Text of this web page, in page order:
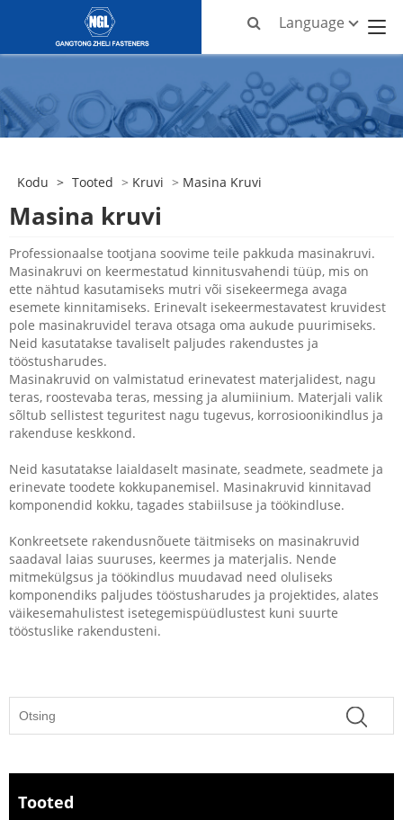
Language
Kodu > Tooted > Kruvi > Masina Kruvi
Masina kruvi
Professionaalse tootjana soovime teile pakkuda masinakruvi.
Masinakruvi on keermestatud kinnitusvahendi tüüp, mis on
ette nähtud kasutamiseks mutri või sisekeermega avaga
esemete kinnitamiseks. Erinevalt isekeermestavatest kruvidest
pole masinakruvidel terava otsaga oma aukude puurimiseks.
Neid kasutatakse tavaliselt paljudes rakendustes ja
tööstusharudes.
Masinakruvid on valmistatud erinevatest materjalidest, nagu
teras, roostevaba teras, messing ja alumiinium. Materjali valik
sõltub sellistest teguritest nagu tugevus, korrosioonikindlus ja
rakenduse keskkond.
Neid kasutatakse laialdaselt masinate, seadmete, seadmete ja
erinevate toodete kokkupanemisel. Masinakruvid kinnitavad
komponendid kokku, tagades stabiilsuse ja töökindluse.
Konkreetsete rakendusnõuete täitmiseks on masinakruvid
saadaval laias suuruses, keermes ja materjalis. Nende
mitmekülgsus ja töökindlus muudavad need oluliseks
komponendiks paljudes tööstusharudes ja projektides, alates
väikesemahulistest isetegemispüüdlustest kuni suurte
tööstuslike rakendusteni.
Tooted